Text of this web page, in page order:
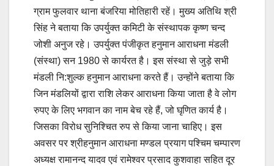
ग्राम फुलवार थाना बंजरिया मोतिहारी रहें। मुख्य अतिथि श्री
सिंह ने बताया कि उपर्युक्त कमिटी के संस्थापक कृष्ण चन्द
जोशी अनुज रहे। उपर्युक्त पंजीकृत हनुमान आराधना मंडली
(संस्था) सन 1980 से कार्यरत है। इस संस्था से जुड़े सभी
मंडली नि:शुल्क हनुमान आराधना करते हैं। उन्होंने बताया कि
जिन मंडलियों द्वारा राशि लेकर आराधना किया जाता है वे लोग
रुपए के लिए भगवान का नाम बेच रहे हैं, जो घृणित कार्य है।
जिसका विरोध सुनिश्चित रुप से किया जाना चाहिए। इस
अवसर पर श्रीहनुमान आराधना मण्डल प्रयाग पश्चिम चम्पारण
अध्यक्ष रामानन्द यादव एवं रामेश्वर प्रसाद कुशवाहा सहित दूर